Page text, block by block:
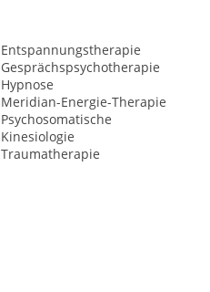
Entspannungstherapie
Gesprächspsychotherapie
Hypnose
Meridian-Energie-Therapie
Psychosomatische
Kinesiologie
Traumatherapie